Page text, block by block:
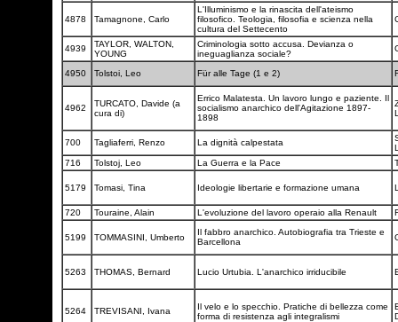
4878 Tamagnone, Carlo
L'Illuminismo e la rinascita dell'ateismo
filosofico. Teologia, filosofia e scienza nella
cultura del Settecento
4939
TAYLOR, WALTON,
YOUNG
Criminologia sotto accusa. Devianza o
ineguaglianza sociale?
4950 Tolstoi, Leo Für alle Tage (1 e 2)
4962
TURCATO, Davide (a
cura di)
Errico Malatesta. Un lavoro lungo e paziente. Il
socialismo anarchico dell'Agitazione 1897-
1898
700 Tagliaferri, Renzo La dignità calpestata
716
Tolstoj, Leo La Guerra e la Pace
5179 Tomasi, Tina Ideologie libertarie e formazione umana
720 Touraine, Alain L'evoluzione del lavoro operaio alla Renault
5199 TOMMASINI, Umberto
Il fabbro anarchico. Autobiografia tra Trieste e
Barcellona
5263 THOMAS, Bernard Lucio Urtubia. L'anarchico irriducibile
5264 TREVISANI, Ivana
Il velo e lo specchio. Pratiche di bellezza come
forma di resistenza agli integralismi